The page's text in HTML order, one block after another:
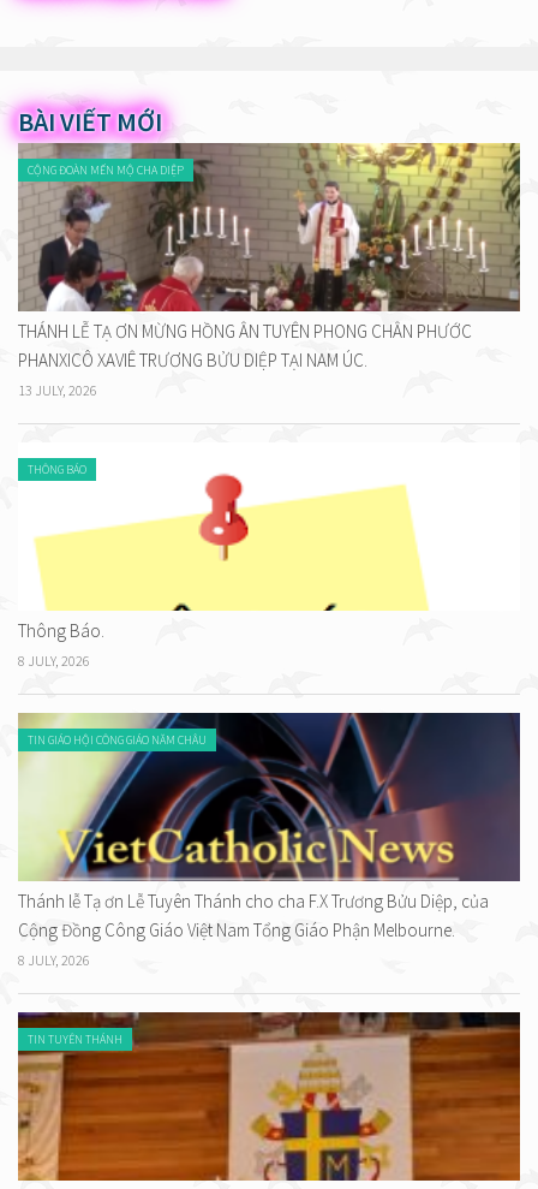
BÀI VIẾT MỚI
CỘNG ĐOÀN MẾN MỘ CHA DIỆP
THÁNH LỄ TẠ ƠN MỪNG HỒNG ÂN TUYÊN PHONG CHÂN PHƯỚC
PHANXICÔ XAVIÊ TRƯƠNG BỬU DIỆP TẠI NAM ÚC.
13 JULY, 2026
THÔNG BÁO
Thông Báo.
8 JULY, 2026
TIN GIÁO HỘI CÔNG GIÁO NĂM CHÂU
Thánh lễ Tạ ơn Lễ Tuyên Thánh cho cha F.X Trương Bửu Diệp, của
Cộng Đồng Công Giáo Việt Nam Tổng Giáo Phận Melbourne.
8 JULY, 2026
TIN TUYÊN THÁNH